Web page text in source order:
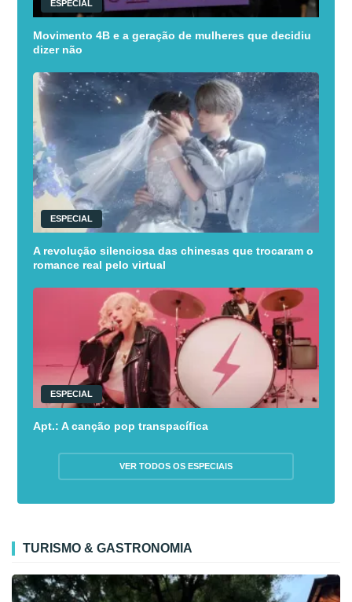
ESPECIAL
Movimento 4B e a geração de mulheres que decidiu
dizer não
ESPECIAL
A revolução silenciosa das chinesas que trocaram o
romance real pelo virtual
ESPECIAL
Apt.: A canção pop transpacífica
VER TODOS OS ESPECIAIS
TURISMO & GASTRONOMIA